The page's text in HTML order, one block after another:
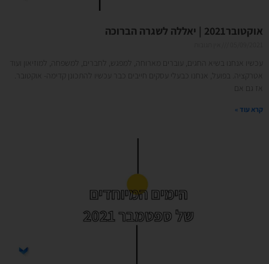
אוקטובר2021 | יאללה לשגרה הברוכה
עכשיו אנחנו בשיא החגים, עוברים מארוחה, למפגש, לחברים, למשפחה, למוזיאון ועוד
אטרקציה. בפועל, אנחנו כבעלי עסקים חייבים כבר עכשיו להתכונן קדימה- אוקטובר.
אז גם אם
קרא עוד »